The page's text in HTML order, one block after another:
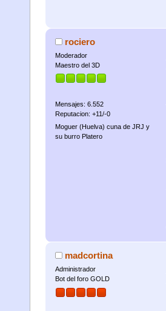
rociero
Moderador
Maestro del 3D
Mensajes: 6.552
Reputacion: +11/-0
Moguer (Huelva) cuna de JRJ y
su burro Platero
madcortina
Administrador
Bot del foro GOLD